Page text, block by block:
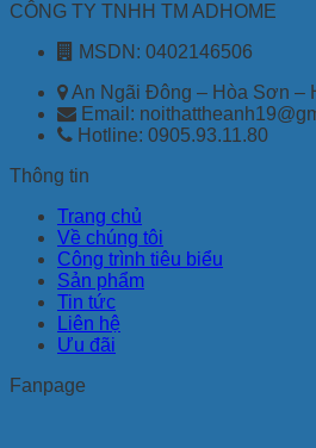
CÔNG TY TNHH TM ADHOME
MSDN: 0402146506
An Ngãi Đông – Hòa Sơn –
Email:
Hotline: 0905.93.11.80
Thông tin
Trang chủ
Về chúng tôi
Công trình tiêu biểu
Sản phẩm
Tin tức
Liên hệ
Ưu đãi
Fanpage